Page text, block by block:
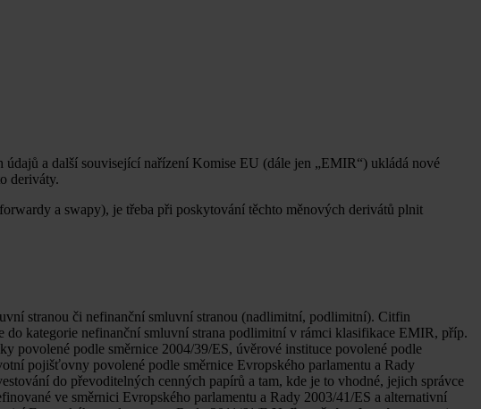
a další související nařízení Komise EU (dále jen „EMIR“) ukládá nové
deriváty.
a swapy), je třeba při poskytování těchto měnových derivátů plnit
stranou či nefinanční smluvní stranou (nadlimitní, podlimitní). Citfin
kategorie nefinanční smluvní strana podlimitní v rámci klasifikace EMIR, příp.
povolené podle směrnice 2004/39/ES, úvěrové instituce povolené podle
pojišťovny povolené podle směrnice Evropského parlamentu a Rady
do převoditelných cenných papírů a tam, kde je to vhodné, jejich správce
ve směrnici Evropského parlamentu a Rady 2003/41/ES a alternativní